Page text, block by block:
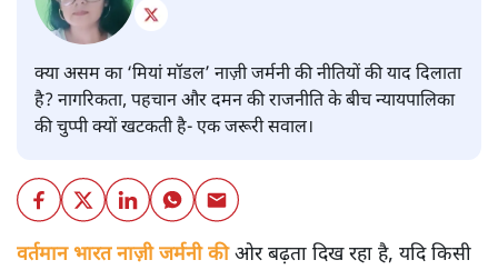
क्या असम का ‘मियां मॉडल’ नाज़ी जर्मनी की नीतियों की याद दिलाता
है? नागरिकता, पहचान और दमन की राजनीति के बीच न्यायपालिका
की चुप्पी क्यों खटकती है- एक जरूरी सवाल।
वर्तमान भारत नाज़ी जर्मनी कीओर बढ़ता दिख रहा है, यदि किसी